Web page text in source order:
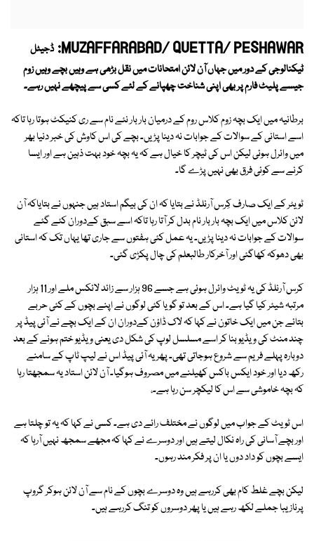
MUZAFFARABAD/ QUETTA/ PESHAWAR: ڈجیٹل
ٹیکنالوجی کے دور میں جہاں آن لائن امتحانات میں نقل بڑھی ہے وہیں بچے وہیں زوم
جیسے پلیٹ فارم پر بھی اپنی شناخت چھپانے کے لئے کسی سے پیچھے نہیں رہے۔
برطانیہ میں ایک بچہ زوم کلاس روم کے درمیان بار بار نئے نام سے ری کنیکٹ ہوتا رہا تاکہ
اسے استانی کے سوالات کے جوابات نہ دینا پڑیں۔ بچے کی اس کاوش کی خبر دنیا بھر
میں وائرل ہوئی لیکن اس کی ٹیچر کا خیال ہے کہ یہ بچہ خود بہت ذہین ہے اور ایسا
کرنے سے کوئی فرق بھی نہیں پڑے گا۔
ٹویٹر کے ایک صارف کِرس آرنلڈ نے بتایا کہ ان کی بیگم استاد ہیں جنہوں نے بتایاکہ آن
لائن کلاس میں ایک بچہ بار بار نام بدل کر آتا رہا تاکہ اسے سبق کےدوران کئے گئے
سوالات کے جوابات نہ دینا پڑیں۔ یہ عمل کئی ہفتوں سے جاری تھا یہاں تک کہ استانی
بھی دھوکہ کھاگئی اور آخرکار طالبعلم کی چال پکڑی گئی۔
کرس آرنلڈ کی یہ ٹویٹ وائرل ہوئی ہے جسے 96 ہزار سے زائد لائکس ملے اور 11 ہزار
مرتبہ شیئر کیا گیا ہے۔ اس کے بعد تو گویا کئی لوگوں نے اپنے بچوں کے کئی حربے
بتائے جن میں ایک خاتون نے کہا کہ لاک ڈاؤن کےدوران ان کے ایک بچے نے آئی پیڈ پر
چند منٹ کی ویڈیو بنا کر اسے مسلسل لوپ کی شکل دی یعنی ویڈیو ختم ہونے کے بعد
دوبارہ پہلے فریم سے شروع ہوجاتی تھی۔ پھر یہ آئی پیڈ اس نے لیپ ٹاپ کے سامنے
رکھ دیا اور خود ایکس باکس کھیلنے میں مصروف ہوگیا۔ آن لائن استاد یہ سمجھتا رہا
کہ بچہ خاموشی سے اس کا لیکچر سن رہا ہے۔،
اس ٹویٹ کے جواب میں لوگوں نے مختلف رائے دی ہے۔ کسی نے کہا کہ یہ تو چلتا ہے
اور بچے آسانی کی راہ نکال لیتے ہیں اور دوسرے نے کہا کہ مجھے سمجھ نہیں آرہا کہ
ایسے بچوں کو داد دوں یا ان پر فکر مند رہوں۔
لیکن بچے غلط کام بھی کررہے ہیں وہ دوسرے بچوں کے نام سے آن لائن ہوکر گروپ
پرنازیبا جملے لکھ رہے ہیں یا پھر دوسروں کو تنگ کررہے ہیں۔